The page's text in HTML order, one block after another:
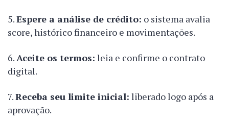
Espere a análise de crédito: o sistema avalia
score, histórico financeiro e movimentações.
Aceite os termos: leia e confirme o contrato
digital.
Receba seu limite inicial: liberado logo após a
aprovação.